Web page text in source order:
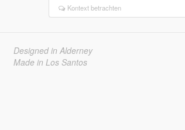
Kontext betrachten
Designed in Alderney
Made in Los Santos